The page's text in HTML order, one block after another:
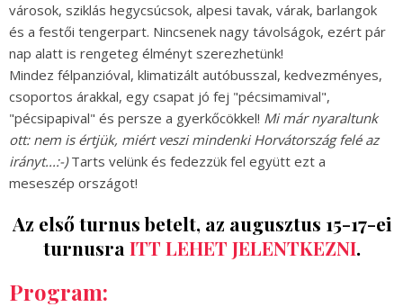
városok, sziklás hegycsúcsok, alpesi tavak, várak, barlangok
és a festői tengerpart. Nincsenek nagy távolságok, ezért pár
nap alatt is rengeteg élményt szerezhetünk!
Mindez félpanzióval, klimatizált autóbusszal, kedvezményes,
csoportos árakkal, egy csapat jó fej "pécsimamival",
"pécsipapival" és persze a gyerkőcökkel! Mi már nyaraltunk
ott: nem is értjük, miért veszi mindenki Horvátország felé az
irányt...:-)Tarts velünk és fedezzük fel együtt ezt a
meseszép országot!
Az első turnus betelt, az augusztus 15-17-ei
turnusra ITT LEHET JELENTKEZNI.
Program: